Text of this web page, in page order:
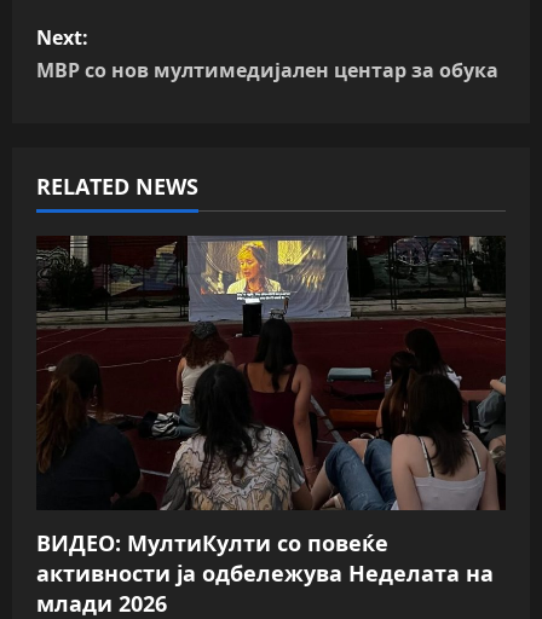
t
a
v
i
g
a
t
i
o
n
Next:
МВР со нов мултимедијален центар за обука
RELATED NEWS
ВИДЕО: МултиКулти со повеќе
активности ја одбележува Неделата на
млади 2026